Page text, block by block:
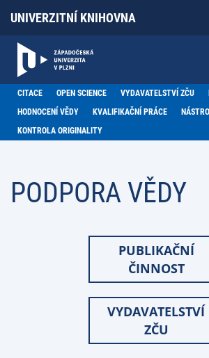
UNIVERZITNÍ KNIHOVNA
CITACE OPEN SCIENCE VYDAVATELSTVÍ ZČU
HODNOCENÍ VĚDY
KVALIFIKAČNÍ PRÁCE
KONTROLA ORIGINALITY
PODPORA VĚDY
PUBLIKAČNÍ
ČINNOST
VYDAVATELSTVÍ
ZČU